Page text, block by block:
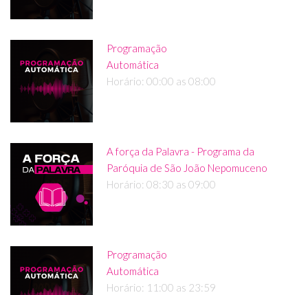
Programação
Automática
Horário: 00:00 as 08:00
A força da Palavra - Programa da
Paróquia de São João Nepomuceno
Horário: 08:30 as 09:00
Programação
Automática
Horário: 11:00 as 23:59